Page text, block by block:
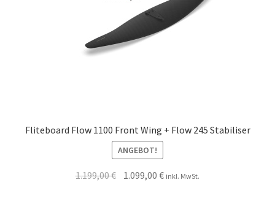
Fliteboard Flow 1100 Front Wing + Flow 245 Stabiliser
ANGEBOT!
1.199,00€ 1.099,00€ inkl. MwSt.